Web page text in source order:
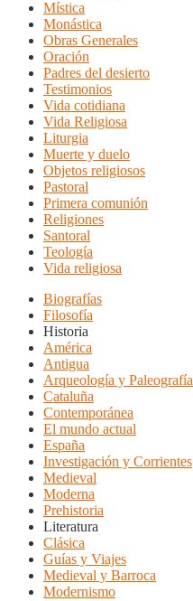
Mística
Monástica
Obras Generales
Oración
Padres del desierto
Testimonios
Vida cotidiana
Vida Religiosa
Liturgia
Muerte y duelo
Objetos religiosos
Pastoral
Primera comunión
Religiones
Santoral
Teología
Vida religiosa
Biografías
Filosofía
Historia
América
Antigua
Arqueología y Paleografía
Cataluña
Contemporánea
El mundo actual
España
Investigación y Corrientes
Medieval
Moderna
Prehistoria
Literatura
Clásica
Guías y Viajes
Medieval y Barroca
Modernismo